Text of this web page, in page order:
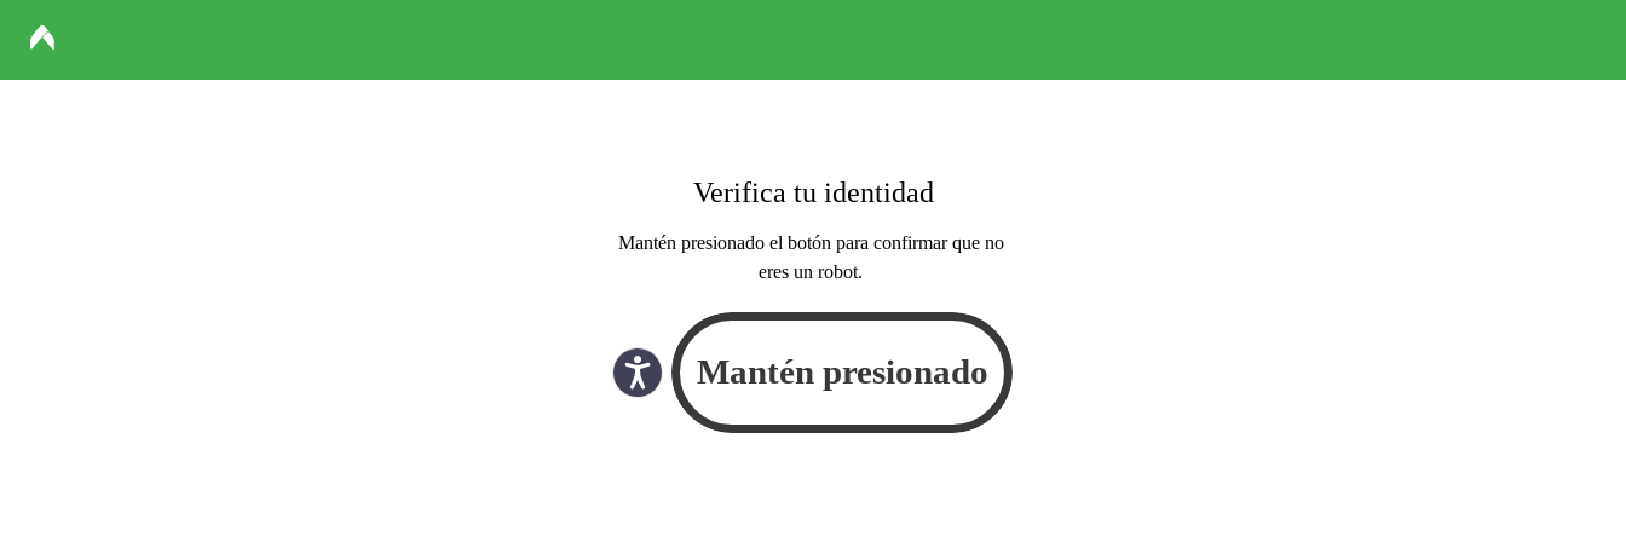
Verifica tu identidad
Mantén presionado el botón para confirmar que no
eres un robot.